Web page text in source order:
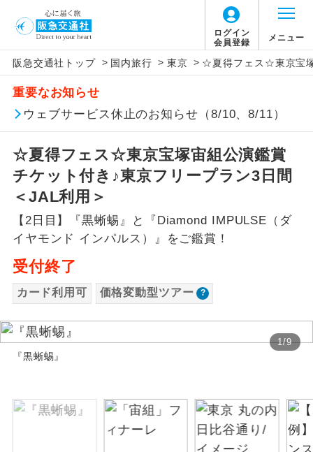
ログイン
会員登録
メニュー
阪急交通社トップ > 国内旅行 > 東京 > ☆夏得フェス☆東京宝
重要なお知らせ
ウェブサービス休止のお知らせ（8/10、8/11）
☆夏得フェス☆東京宝塚宙組公演鑑賞
チケット付き♪東京フリープラン3日間
＜JAL利用＞
【2日目】『黒蜥蜴』と『Diamond IMPULSE（ダ
イヤモンド インパルス）』をご鑑賞！
受付終了
カード利用可 価格変動型ツアー
1/9
『黒蜥蜴』
アイコン 説明
添乗員同行
往路出発空港（駅）から復路到着空港
（駅）まで同行します。
現地添乗員同
行
現地到着空港（駅）から最終日出発空港
（駅）まで添乗員が同行します。
バスガイド乗
務
があります。
世界遺産
ユネスコに登録されている文化遺産や自
然遺産を訪ねるコースです。
絶景 絶景スポットに立ち寄るコースです。
露天風呂
ご宿泊ホテルに露天風呂が付いていま
す。
「価格変動型ツアー」に関するご案内
価格変動型ツアーとは
賃」を利用したツアーです。
お申し込み時期・ご利用便の空席状況に
よって料金が変動いたします。
以下の注意事項をあらかじめご了承いただき
ますようお願いいたします。
お支払いについて
お支払いは、クレジットカード決済のみとな
ります。
お申し込みの最後にクレジットカード決済を
て、ご旅行の契約が成立となります。